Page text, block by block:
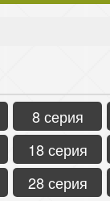
8 серия
18 серия
28 серия